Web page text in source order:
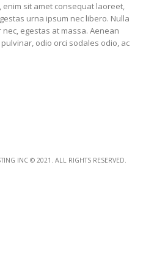
enim sit amet consequat laoreet,
urna ipsum nec libero. Nulla
egestas at massa. Aenean
odio orci sodales odio, ac
INC © 2021. ALL RIGHTS RESERVED.